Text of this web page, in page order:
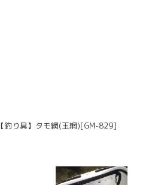
【釣り具】タモ網(玉網)[GM-829]